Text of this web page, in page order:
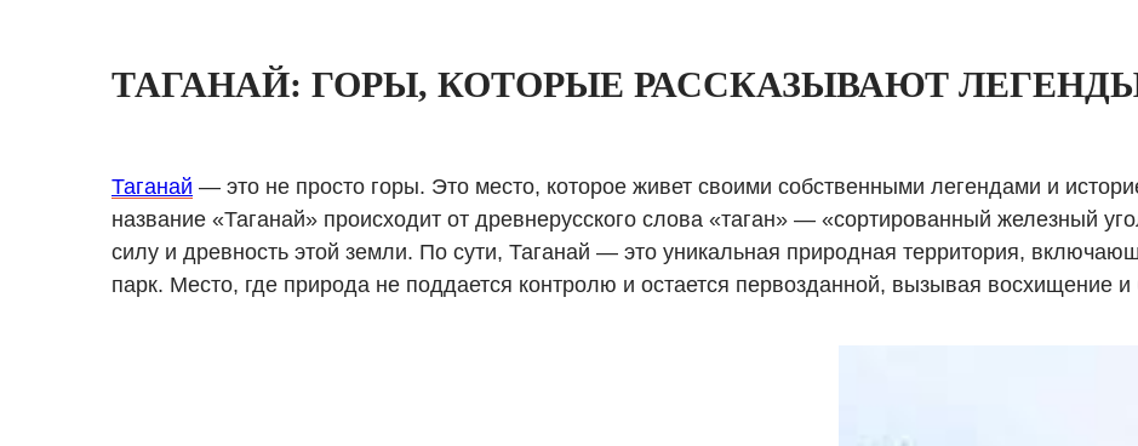
ТАГАНАЙ: ГОРЫ, КОТОРЫЕ РАССКАЗЫВАЮТ
Таганай — это не просто горы. Это место, которое живет своими собственными легендами и
название «Таганай» происходит от древнерусского слова «таган» — «сортированный железный
силу и древность этой земли. По сути, Таганай — это уникальная природная территория,
парк. Место, где природа не поддается контролю и остается первозданной, вызывая восхищение